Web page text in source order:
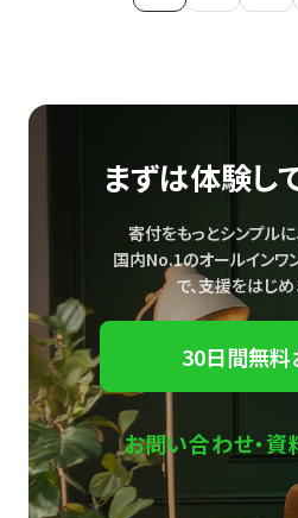
まずは体験し
寄付をもっとシンプルに
国内No.1のオールインワ
で、支援をはじめ
30日間無料
お問い合わせ・資